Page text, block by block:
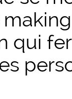
qui